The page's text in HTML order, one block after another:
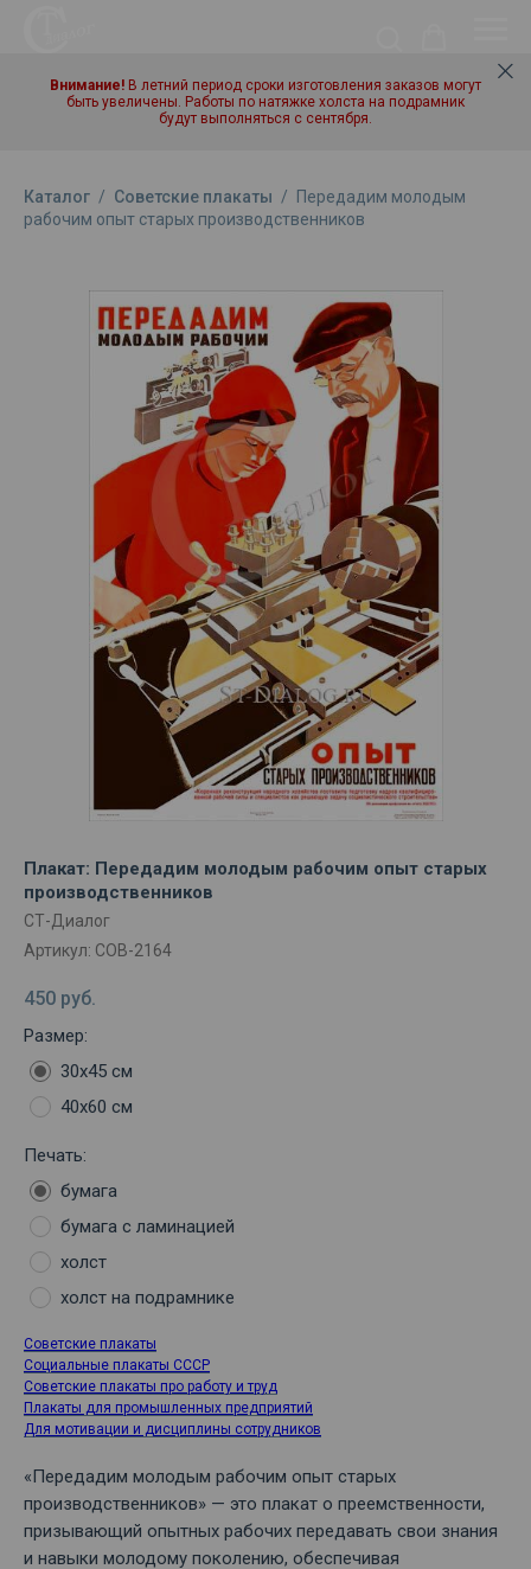
Внимание! В летний период сроки изготовления заказов могут
быть увеличены. Работы по натяжке холста на подрамник
будут выполняться с сентября.
Каталог / Советские плакаты /
Передадим молодым
рабочим опыт старых производственников
Плакат: Передадим молодым рабочим опыт старых
производственников
СТ-Диалог
Артикул: СОВ-2164
450 руб.
Размер:
30х45 см
40х60 см
Печать:
бумага
бумага с ламинацией
холст
холст на подрамнике
Советские плакаты
Социальные плакаты СССР
Советские плакаты про работу и труд
Плакаты для промышленных предприятий
Для мотивации и дисциплины сотрудников
«Передадим молодым рабочим опыт старых
производственников» — это плакат о преемственности,
призывающий опытных рабочих передавать свои знания
и навыки молодому поколению, обеспечивая